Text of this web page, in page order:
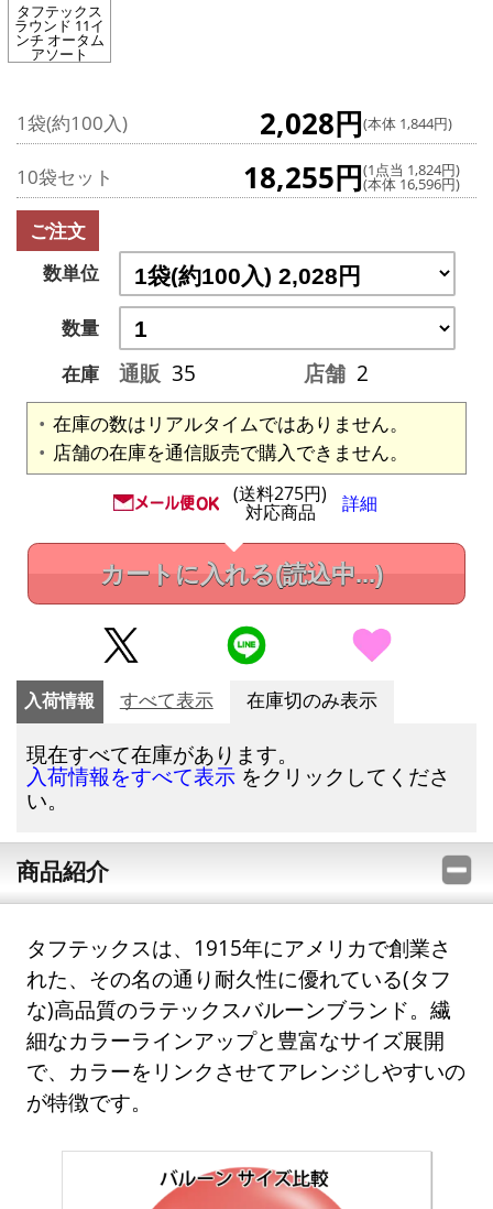
タフテックス
ラウンド 11イ
ンチ オータム
アソート
1袋(約100入) 2,028円(本体 1,844円)
10袋セット 18,255円(1点当 1,824円)
(本体 16,596円)
ご注文
数単位
数量
在庫
通販 35 店舗 2
在庫の数はリアルタイムではありません。
店舗の在庫を通信販売で購入できません。
(送料275円)
対応商品 詳細
カートに入れる(読込中...)
入荷情報 すべて表示 在庫切のみ表示
現在すべて在庫があります。
入荷情報をすべて表示 をクリックしてくださ
い。
商品紹介
タフテックスは、1915年にアメリカで創業さ
れた、その名の通り耐久性に優れている(タフ
な)高品質のラテックスバルーンブランド。繊
細なカラーラインアップと豊富なサイズ展開
で、カラーをリンクさせてアレンジしやすいの
が特徴です。